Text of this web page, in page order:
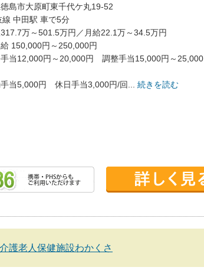
島市大原町東千代ケ丸19-52
線 中田駅 車で5分
万～501.5万円／月給22.1万～34.5万円
150,000円～250,000円
当12,000円～20,000円 調整手当15,000円～25,000
当5,000円 休日手当3,000円/回... 続きを読む
介護老人保健施設わかくさ